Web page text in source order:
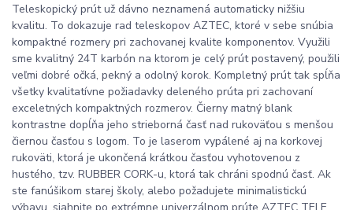
Teleskopický prút už dávno neznamená automaticky nižšiu
kvalitu. To dokazuje rad teleskopov AZTEC, ktoré v sebe snúbia
kompaktné rozmery pri zachovanej kvalite komponentov. Využili
sme kvalitný 24T karbón na ktorom je celý prút postavený, použili
veľmi dobré očká, pekný a odolný korok. Kompletný prút tak spĺňa
všetky kvalitatívne požiadavky deleného prúta pri zachovaní
exceletných kompaktných rozmerov. Čierny matný blank
kontrastne dopĺňa jeho strieborná časť nad rukoväťou s menšou
čiernou časťou s logom. To je laserom vypálené aj na korkovej
rukoväti, ktorá je ukončená krátkou časťou vyhotovenou z
hustého, tzv. RUBBER CORK-u, ktorá tak chráni spodnú časť. Ak
ste fanúšikom starej školy, alebo požadujete minimalistickú
výbavu, siahnite po extrémne univerzálnom prúte AZTEC TELE.